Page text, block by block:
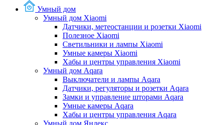
Умный дом
Умный дом Xiaomi
Датчики, метеостанции и розетки Xiaomi
Полезное Xiaomi
Светильники и лампы Xiaomi
Умные камеры Xiaomi
Хабы и центры управления Xiaomi
Умный дом Aqara
Выключатели и лампы Aqara
Датчики, регуляторы и розетки Aqara
Замки и управление шторами Aqara
Умные камеры Aqara
Хабы и центры управления Aqara
Умный дом Яндекс